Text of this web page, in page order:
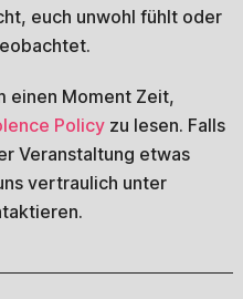
euch unwohl fühlt oder
einen Moment Zeit,
Policyzu lesen. Falls
Veranstaltung etwas
vertraulich unter